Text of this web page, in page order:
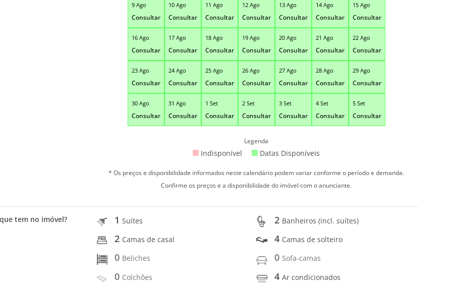
9 Ago
Consultar
10 Ago
Consultar
11 Ago
Consultar
12 Ago
Consultar
13 Ago
Consultar
14 Ago
Consultar
15 Ago
Consultar
16 Ago
Consultar
17 Ago
Consultar
18 Ago
Consultar
19 Ago
Consultar
20 Ago
Consultar
21 Ago
Consultar
22 Ago
Consultar
23 Ago
Consultar
24 Ago
Consultar
25 Ago
Consultar
26 Ago
Consultar
27 Ago
Consultar
28 Ago
Consultar
29 Ago
Consultar
30 Ago
Consultar
31 Ago
Consultar
1 Set
Consultar
2 Set
Consultar
3 Set
Consultar
4 Set
Consultar
5 Set
Consultar
Legenda
Indisponível Datas Disponíveis
* Os preços e disponibilidade informados neste calendário podem variar conforme o período e demanda.
Confirme os preços e a disponibilidade do imóvel com o anunciante.
tem no imóvel? 1Suítes 2 Banheiros (incl. suítes)
2 Camas de casal 4 Camas de solteiro
0 Beliches 0 Sofa-camas
0 Colchões 4Ar condicionados